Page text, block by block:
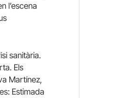
l’escena
sanitària.
Els
Martínez,
Estimada